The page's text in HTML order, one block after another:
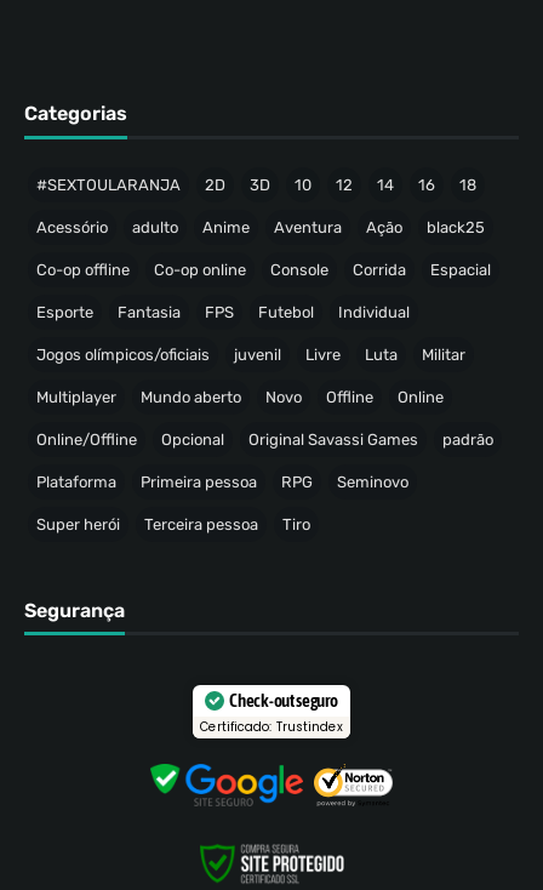
Categorias
#SEXTOULARANJA 2D 3D 10 12 14 16 18
Acessório adulto Anime Aventura Ação black25
Co-op offline Co-op online Console Corrida Espacial
Esporte Fantasia FPS Futebol Individual
Jogos olímpicos/oficiais juvenil Livre Luta Militar
Multiplayer Mundo aberto Novo Offline Online
Online/Offline Opcional Original Savassi Games padrão
Plataforma Primeira pessoa RPG Seminovo
Super herói Terceira pessoa Tiro
Segurança
Check-out seguro
Certificado: Trustindex